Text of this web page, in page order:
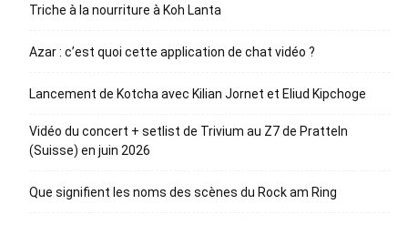
Triche à la nourriture à Koh Lanta
Azar : c’est quoi cette application de chat vidéo ?
Lancement de Kotcha avec Kilian Jornet et Eliud Kipchoge
Vidéo du concert + setlist de Trivium au Z7 de Pratteln
(Suisse) en juin 2026
Que signifient les noms des scènes du Rock am Ring